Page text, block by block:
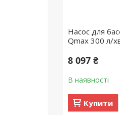
Насос для
Qmax 300 л/
8 097 ₴
В наявності
Купити